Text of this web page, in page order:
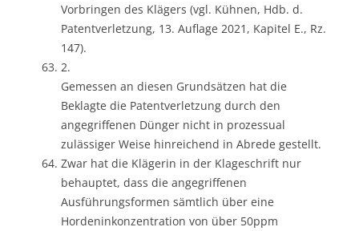
Vorbringen des Klägers (vgl. Kühnen, Hdb. d.
Patentverletzung, 13. Auflage 2021, Kapitel E., Rz.
147).
2.
Gemessen an diesen Grundsätzen hat die
Beklagte die Patentverletzung durch den
angegriffenen Dünger nicht in prozessual
zulässiger Weise hinreichend in Abrede gestellt.
Zwar hat die Klägerin in der Klageschrift nur
behauptet, dass die angegriffenen
Ausführungsformen sämtlich über eine
Hordeninkonzentration von über 50ppm